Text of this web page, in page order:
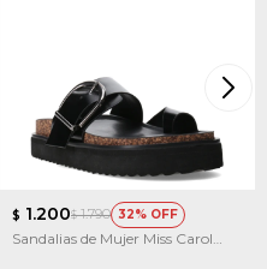
$ 1.200$ 1.790 32
Sandalias de Mujer Miss Carol